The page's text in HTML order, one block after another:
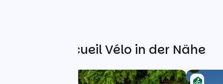
Weitere Accueil Vélo in der Nähe